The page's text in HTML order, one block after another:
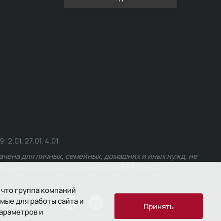
группа компаний
для работы сайта и
и
Принять
27.01, 4.01
для личных, семейных, домашних и иных нужд, не